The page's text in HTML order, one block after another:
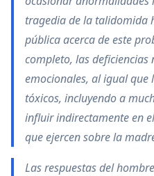
tragedia de la talidomida
pública acerca de este
completo, las
emocionales, al igual que
tóxicos, incluyendo a
influir indirectamente en
que ejercen sobre la
Las respuestas del